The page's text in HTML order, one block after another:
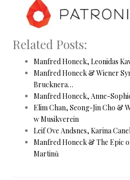
Related Posts:
Manfred Honeck, Leonidas
Manfred Honeck & Wiener
Brucknera…
Manfred Honeck, Anne-
Elim Chan, Seong-Jin Cho &
w Musikverein
Leif Ove Andsnes, Karina
Manfred Honeck & The Epic
Martinů